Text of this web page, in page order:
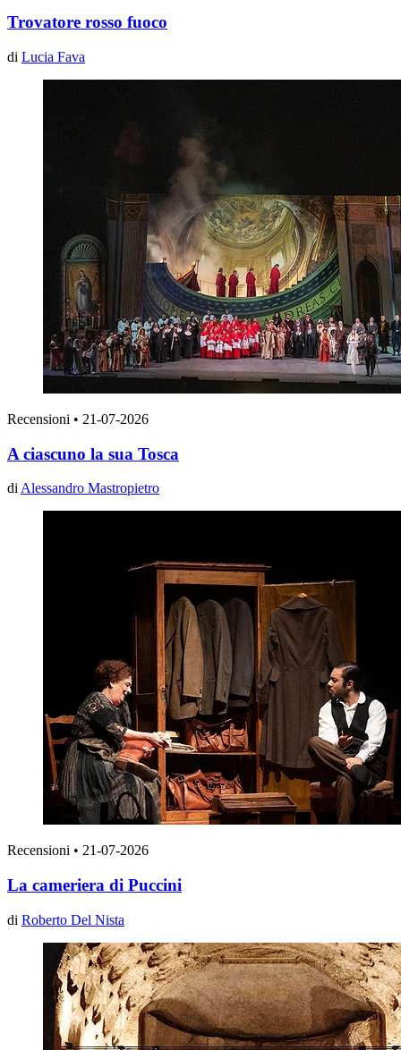
Trovatore rosso fuoco
di Lucia Fava
Recensioni • 21-07-2026
A ciascuno la sua Tosca
diAlessandro Mastropietro
Recensioni • 21-07-2026
La cameriera di Puccini
di Roberto Del Nista